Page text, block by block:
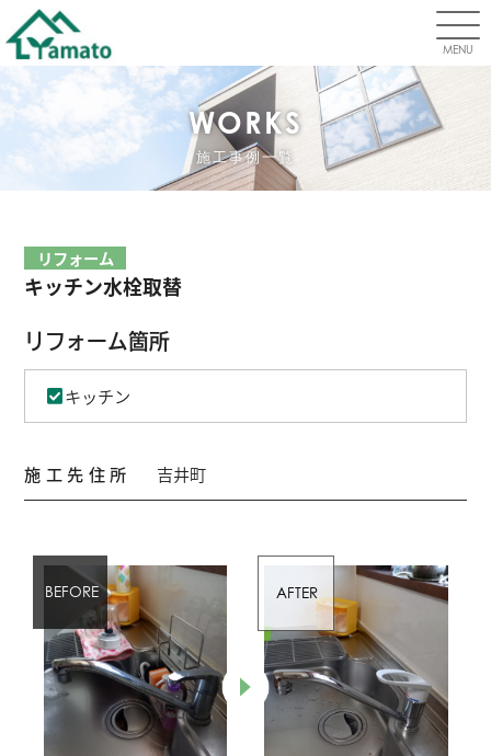
MENU
WORKS
施工事例一覧
リフォーム
キッチン水栓取替
リフォーム箇所
キッチン
施工先住所 吉井町